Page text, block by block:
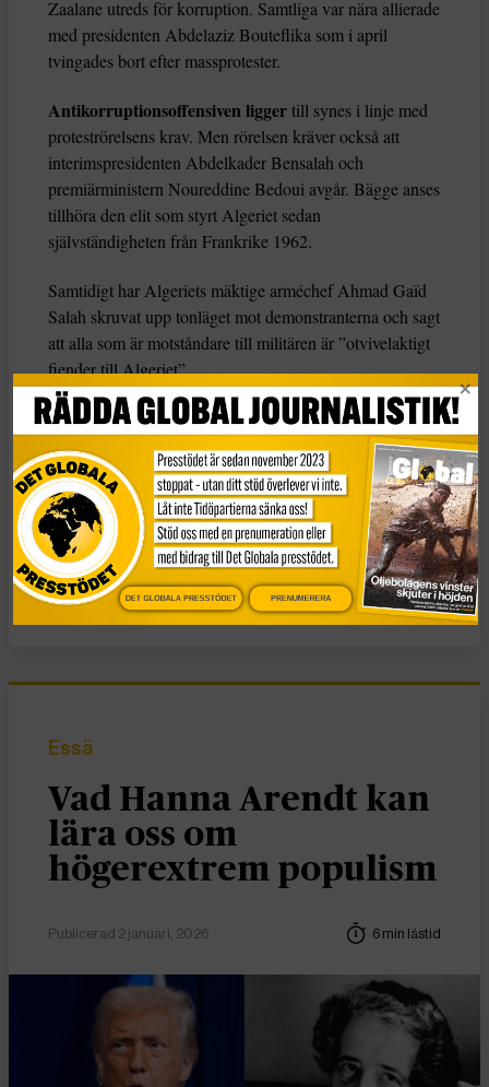
Zaalane utreds för korruption. Samtliga var nära allierade
med presidenten Abdelaziz Bouteflika som i april
tvingades bort efter massprotester.
Antikorruptionsoffensiven liggertill synes i linje med
proteströrelsens krav. Men rörelsen kräver också att
interimspresidenten Abdelkader Bensalah och
premiärministern Noureddine Bedoui avgår. Bägge anses
tillhöra den elit som styrt Algeriet sedan
självständigheten från Frankrike 1962.
Samtidigt har Algeriets mäktige arméchef Ahmad Gaïd
Salah skruvat upp tonläget mot demonstranterna och sagt
att alla som är motståndare till militären är ”otvivelaktigt
fiender till Algeriet”.
Militären är sedan Bouteflikas avgång den dominerande
kraften i landets politik. Det nya val som var utlyst till
den 4 juli har skjutits upp på obestämd tid, enligt
myndigheterna på grund av brist på kandidater.
KATEGORI
Nyheter
Essä
Vad Hanna Arendt kan
lära oss om
högerextrem populism
Publicerad 2 januari, 2026 6 min lästid
DET GLOBALA PRESSTÖDET PRENUMERERA